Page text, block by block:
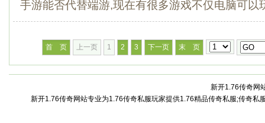
手游能否代替端游,现在有很多游戏不仅电脑可以
首 页 上一页 1 2 3 下一页 末 页
新开1.76传奇网
新开1.76传奇网站专业为1.76传奇私服玩家提供1.76精品传奇私服;传奇